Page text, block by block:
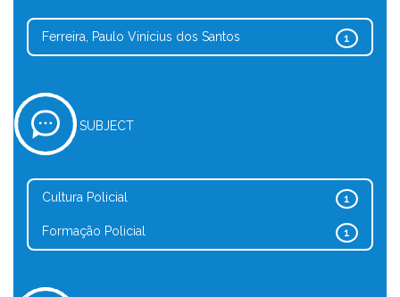
1
Ferreira, Paulo Vinícius dos Santos
SUBJECT
1
Cultura Policial
1
Formação Policial